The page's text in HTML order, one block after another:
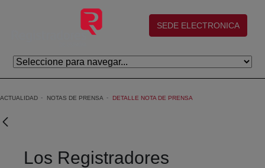
Saltar al contenido principal
(abre en nueva ventana)
SEDE ELECTRONICA
ACTUALIDAD NOTAS DE PRENSA DETALLE NOTA DE PRENSA
Los Registradores